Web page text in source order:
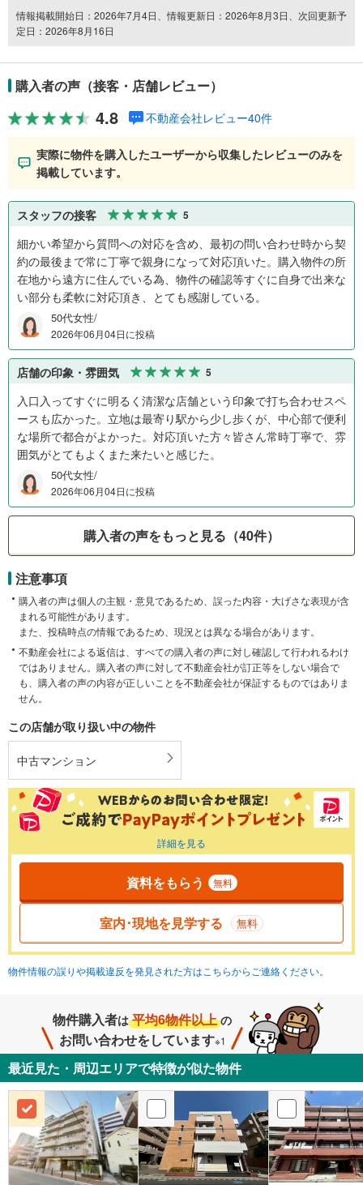
情報掲載開始日：2026年7月4日、情報更新日：2026年8月3日、次回更新予
定日：2026年8月16日
購入者の声（接客・店舗レビュー）
4.8 不動産会社レビュー40件
実際に物件を購入したユーザーから収集したレビューのみを
掲載しています。
スタッフの接客 5
細かい希望から質問への対応を含め、最初の問い合わせ時から契
約の最後まで常に丁寧で親身になって対応頂いた。購入物件の所
在地から遠方に住んでいる為、物件の確認等すぐに自身で出来な
い部分も柔軟に対応頂き、とても感謝している。
50代女性/
2026年06月04日に投稿
店舗の印象・雰囲気 5
入口入ってすぐに明るく清潔な店舗という印象で打ち合わせスペ
ースも広かった。立地は最寄り駅から少し歩くが、中心部で便利
な場所で都合がよかった。対応頂いた方々皆さん常時丁寧で、雰
囲気がとてもよくまた来たいと感じた。
50代女性/
2026年06月04日に投稿
購入者の声をもっと見る（40件）
注意事項
購入者の声は個人の主観・意見であるため、誤った内容・大げさな表現が含
まれる可能性があります。
また、投稿時点の情報であるため、現況とは異なる場合があります。
不動産会社による返信は、すべての購入者の声に対し確認して行われるわけ
ではありません。購入者の声に対して不動産会社が訂正等をしない場合で
も、購入者の声の内容が正しいことを不動産会社が保証するものではありま
せん。
この店舗が取り扱い中の物件
中古マンション
詳細を見る
資料をもらう 無料
室内･現地を見学する 無料
物件情報の誤りや掲載違反を発見された方はこちらからご連絡ください。
物件購入者は 平均6物件以上 の
お問い合わせをしています※1
最近見た・周辺エリアで特徴が似た物件